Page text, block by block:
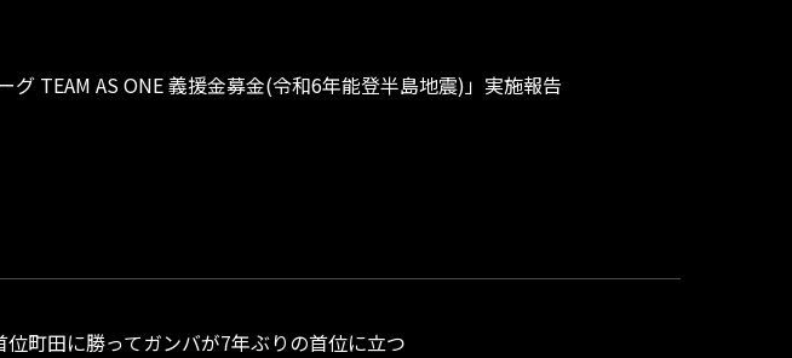
TEAM AS ONE 義援金募金(令和6年能登半島地震)」実施報告
町田に勝ってガンバが7年ぶりの首位に立つ